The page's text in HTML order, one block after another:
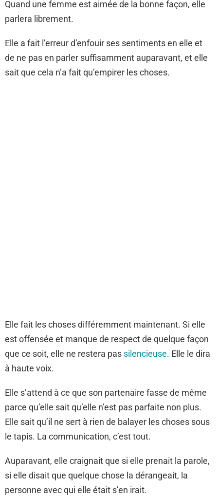
Quand une femme est aimée de la bonne façon, elle
parlera librement.
Elle a fait l’erreur d’enfouir ses sentiments en elle et
de ne pas en parler suffisamment auparavant, et elle
sait que cela n’a fait qu’empirer les choses.
Elle fait les choses différemment maintenant. Si elle
est offensée et manque de respect de quelque façon
que ce soit, elle ne restera pas silencieuse. Elle le dira
à haute voix.
Elle s’attend à ce que son partenaire fasse de même
parce qu’elle sait qu’elle n’est pas parfaite non plus.
Elle sait qu’il ne sert à rien de balayer les choses sous
le tapis. La communication, c’est tout.
Auparavant, elle craignait que si elle prenait la parole,
si elle disait que quelque chose la dérangeait, la
personne avec qui elle était s’en irait.